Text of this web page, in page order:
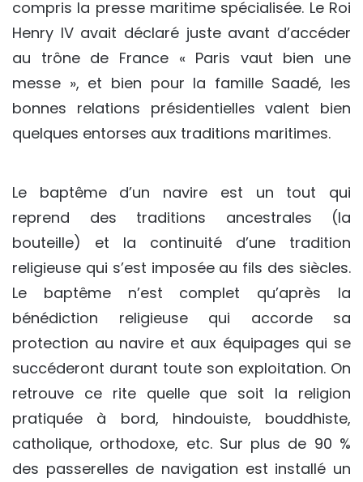
compris la presse maritime spécialisée. Le Roi
Henry IV avait déclaré juste avant d’accéder
au trône de France « Paris vaut bien une
messe », et bien pour la famille Saadé, les
bonnes relations présidentielles valent bien
quelques entorses aux traditions maritimes.
Le baptême d’un navire est un tout qui
reprend des traditions ancestrales (la
bouteille) et la continuité d’une tradition
religieuse qui s’est imposée au fils des siècles.
Le baptême n’est complet qu’après la
bénédiction religieuse qui accorde sa
protection au navire et aux équipages qui se
succéderont durant toute son exploitation. On
retrouve ce rite quelle que soit la religion
pratiquée à bord, hindouiste, bouddhiste,
catholique, orthodoxe, etc. Sur plus de 90 %
des passerelles de navigation est installé un